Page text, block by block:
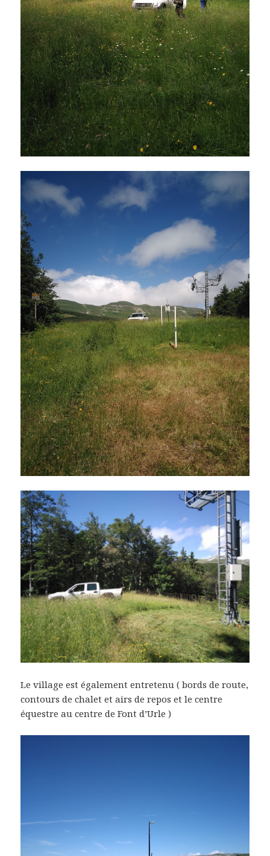
Le village est également entretenu ( bords de route,
contours de chalet et airs de repos et le centre
équestre au centre de Font d’Urle )